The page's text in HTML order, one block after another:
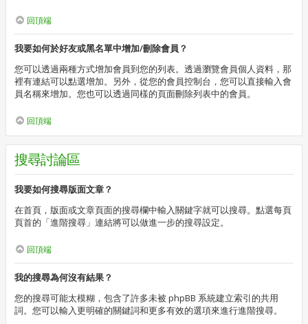
回頂端
我要如何於好友或黑名單中增加/刪除會員？
您可以透過兩種方式增加會員到您的列表。透過瀏覽會員個人資料，那
裡有連結可以點選增加。另外，從您的會員控制台，您可以直接輸入會
員名稱來增加。您也可以透過同樣的頁面刪除列表中的會員。
回頂端
搜尋討論區
我要如何搜尋版面文章？
在首頁，版面或文章頁面的搜尋欄中輸入關鍵字就可以搜尋。點選每頁
頁首的「進階搜尋」連結將可以做進一步的搜尋設定。
回頂端
我的搜尋為何沒有結果？
您的搜尋可能太模糊，包含了許多未被 phpBB 系統建立索引的共用
詞。您可以輸入更明確的關鍵詞和更多有效的選項來進行進階搜尋。